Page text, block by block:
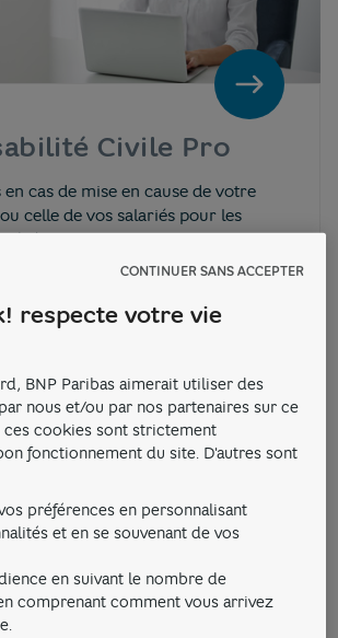
Civile Pro
cas de mise en cause de votre
celle de vos salariés pour les
à autrui dans le cadre de votre
respecte votre vie
BNP Paribas aimerait utiliser des
nous et/ou par nos partenaires sur ce
ces cookies sont strictement
fonctionnement du site. D'autres sont
préférences en personnalisant
et en se souvenant de vos
en suivant le nombre de
comprenant comment vous arrivez
CONTINUER SANS ACCEPTER